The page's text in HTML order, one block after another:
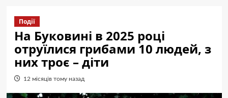
Події
На Буковині в 2025 році
отруїлися грибами 10 людей, з
них троє – діти
12 місяців тому назад